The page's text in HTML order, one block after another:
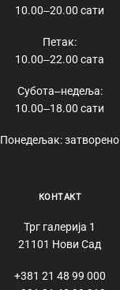
10.00‒20.00 сати
Петак:
10.00‒22.00 сата
Субота‒недеља:
10.00‒18.00 сати
Понедељак: затворено
КОНТАКТ
Трг галерија 1
21101 Нови Сад
+381 21 48 99 000